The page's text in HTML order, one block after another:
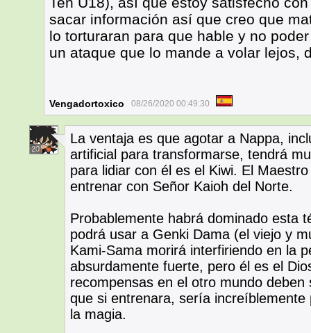
sacar información así que creo que
lo torturaran para que hable y no
un ataque que lo mande a volar lejos,
Vengadortoxico 08/26/2020 00:49:30
20
La ventaja es que agotar a Nappa,
artificial para transformarse, tendrá
para lidiar con él es el Kiwi. El
entrenar con Señor Kaioh del Norte.
Probablemente habrá dominado esta
podrá usar a Genki Dama (el viejo y
Kami-Sama morirá interfiriendo en la
absurdamente fuerte, pero él es el
recompensas en el otro mundo
que si entrenara, sería
la magia.